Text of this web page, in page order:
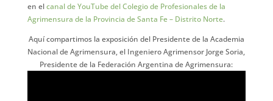
en elcanal de YouTube del Colegio de Profesionales de la
Agrimensura de la Provincia de Santa Fe – Distrito Norte.
Aquí compartimos la exposición del Presidente de la Academia
Nacional de Agrimensura, el Ingeniero Agrimensor Jorge Soria,
Presidente de la Federación Argentina de Agrimensura: